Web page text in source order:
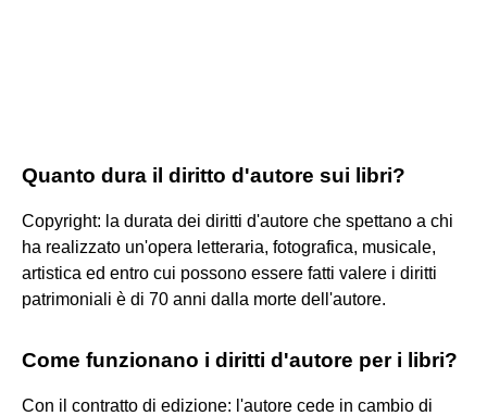
Quanto dura il diritto d'autore sui libri?
Copyright: la durata dei diritti d'autore che spettano a chi
ha realizzato un'opera letteraria, fotografica, musicale,
artistica ed entro cui possono essere fatti valere i diritti
patrimoniali è di 70 anni dalla morte dell'autore.
Come funzionano i diritti d'autore per i libri?
Con il contratto di edizione: l'autore cede in cambio di